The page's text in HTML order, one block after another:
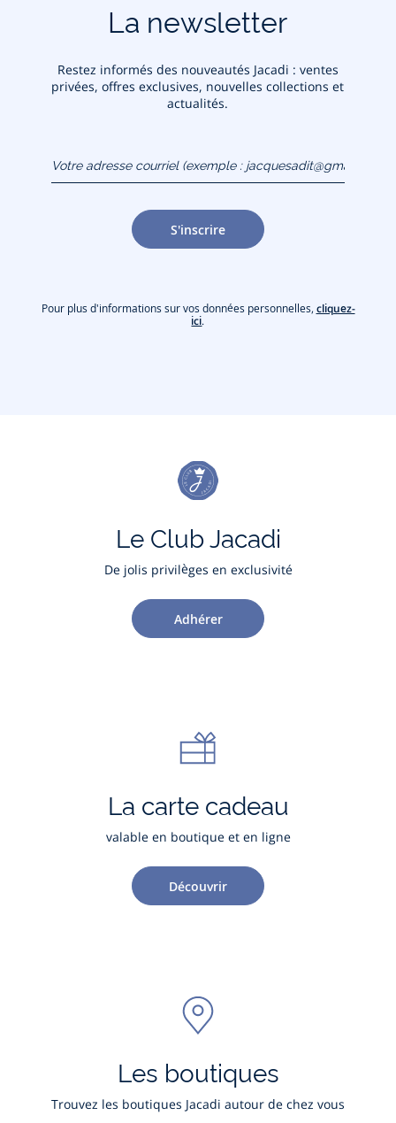
La newsletter
Restez informés des nouveautés Jacadi : ventes
privées, offres exclusives, nouvelles collections et
actualités.
(exemple :
jacquesadit@gmail.com)
S'inscrire
Pour plus d'informations sur vos données personnelles, cliquez-
ici.
Le Club Jacadi
De jolis privilèges en exclusivité
Adhérer
La carte cadeau
valable en boutique et en ligne
Découvrir
Les boutiques
Trouvez les boutiques Jacadi autour de chez vous